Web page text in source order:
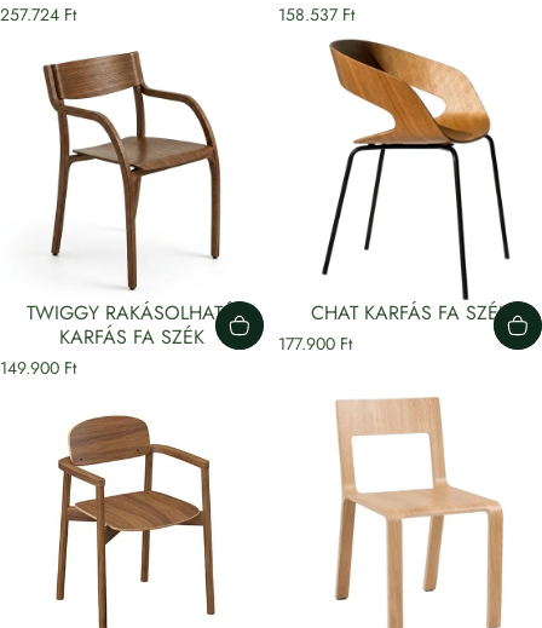
257.724 Ft 158.537 Ft
TWIGGY RAKÁSOLHATÓ
KARFÁS FA SZÉK
149.900 Ft
CHAT KARFÁS FA SZÉK
177.900 Ft